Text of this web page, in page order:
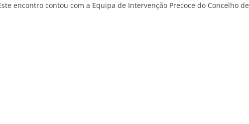
encontro contou com a Equipa de Intervenção Precoce do Concelho de